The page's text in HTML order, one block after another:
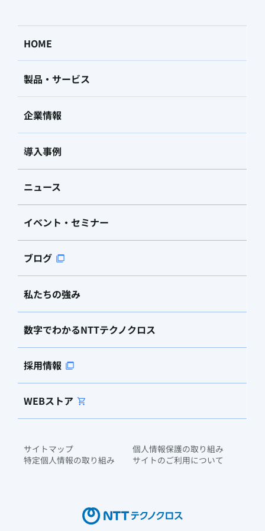
HOME
製品・サービス
企業情報
導入事例
ニュース
イベント・セミナー
ブログ
私たちの強み
数字でわかるNTTテクノクロス
採用情報
WEBストア
サイトマップ
個人情報保護の取り組み
特定個人情報の取り組み
サイトのご利用について